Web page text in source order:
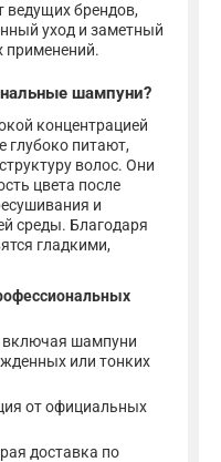
ведущих брендов,
уход и заметный
применений.
шампуни?
концентрацией
глубоко питают,
волос. Они
цвета после
и
среды. Благодаря
гладкими,
включая шампуни
или тонких
от официальных
доставка по